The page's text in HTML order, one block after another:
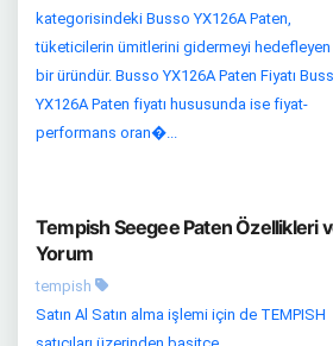
kategorisindeki Busso YX126A Paten,
tüketicilerin ümitlerini gidermeyi hedefleyen
bir üründür. Busso YX126A Paten Fiyatı
YX126A Paten fiyatı hususunda ise fiyat-
performans oran�...
Tempish Seegee Paten Özellikleri
Yorum
tempish
Satın Al Satın alma işlemi için de TEMPISH